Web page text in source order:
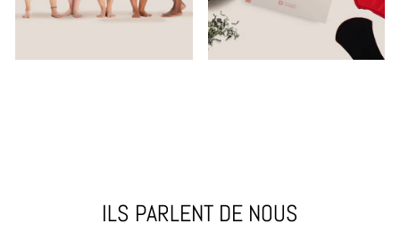
ILS PARLENT DE NOUS